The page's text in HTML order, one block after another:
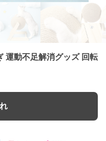
運動不足解消グッズ 回転